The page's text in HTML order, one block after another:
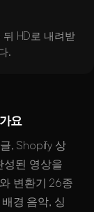
HD로 내려받
.
요
, Shopify 상
성된 영상을
변환기 26종
경 음악, 싱